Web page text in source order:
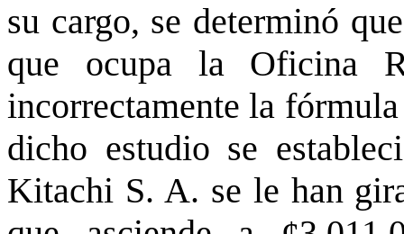
su cargo, se determinó
que ocupa la Oficina
incorrectamente la
dicho estudio se
Kitachi S. A. se le han